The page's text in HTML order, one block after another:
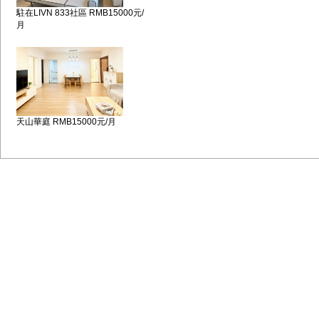
駐在LIVN 833社區 RMB15000元/
月
天山華庭 RMB15000元/月